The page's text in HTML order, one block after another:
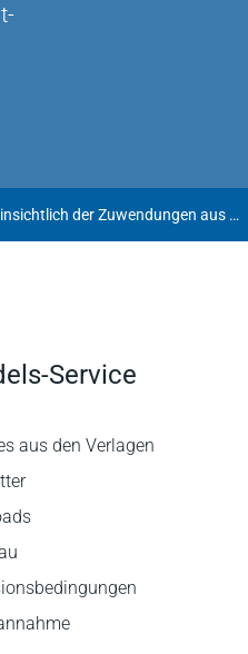
Rechtsprechungsänderung hinsichtlich der Zuwendungen aus Anlass einer Betriebsveranstaltung als Arbeitslohn
Service
aus den Verlagen